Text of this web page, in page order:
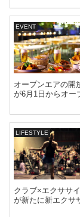
EVENT
オープンエアの開
が6月1日からオー
LIFESTYLE
クラブ×エクササ
が新たに新エクサ